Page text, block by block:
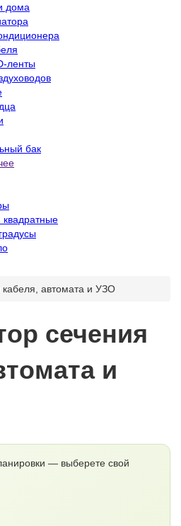
дома
ленты
бак
кабеля, автомата и УЗО
сечения
и